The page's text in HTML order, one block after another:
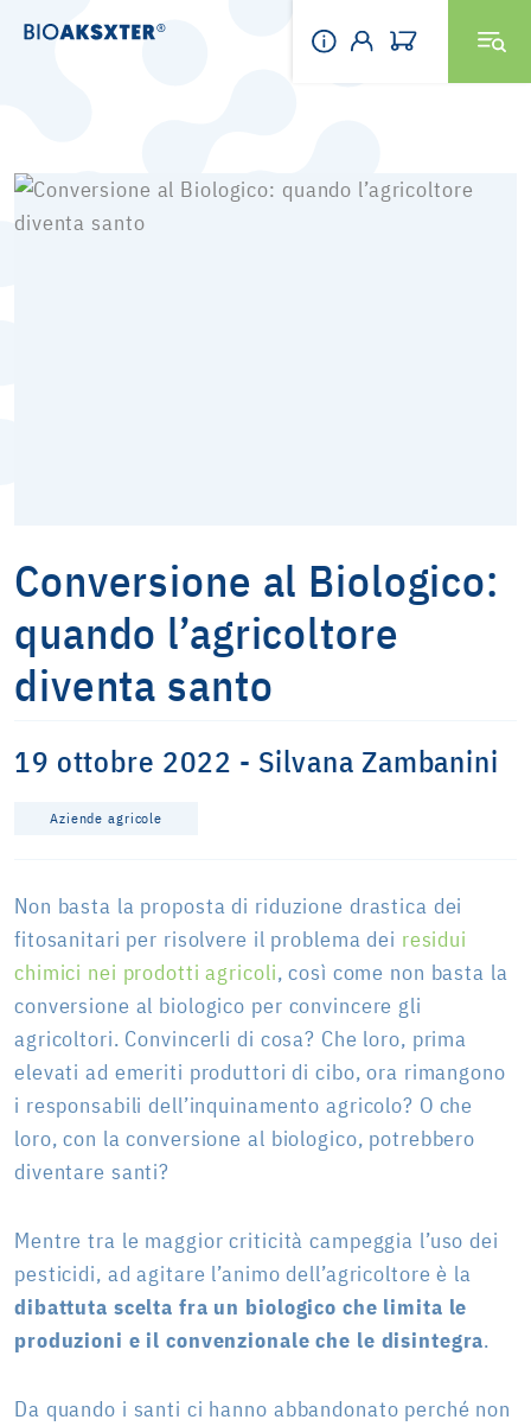
Conversione al Biologico:
quando l’agricoltore
diventa santo
19 ottobre 2022 - Silvana Zambanini
Aziende agricole
Non basta la proposta di riduzione drastica dei
fitosanitari per risolvere il problema dei residui
chimici nei prodotti agricoli, così come non basta la
conversione al biologico per convincere gli
agricoltori. Convincerli di cosa? Che loro, prima
elevati ad emeriti produttori di cibo, ora rimangono
i responsabili dell’inquinamento agricolo? O che
loro, con la conversione al biologico, potrebbero
diventare santi?
Mentre tra le maggior criticità campeggia l’uso dei
pesticidi, ad agitare l’animo dell’agricoltore è la
dibattuta scelta fra un biologico che limita le
produzioni e il convenzionale che le disintegra.
Da quando i santi ci hanno abbandonato perché non